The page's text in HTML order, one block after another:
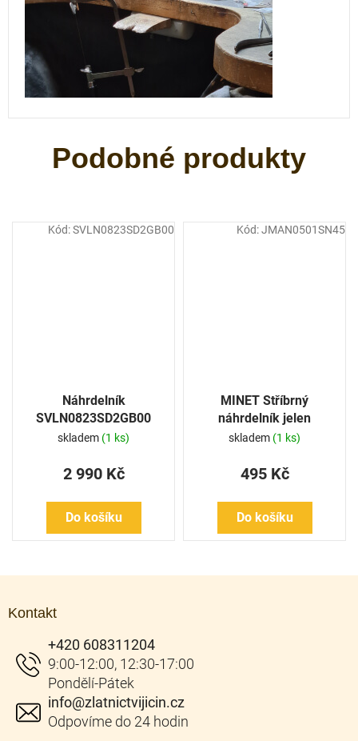
Náhrdelník
SVLN0823SD2GB00
skladem (1 ks)
2 990 Kč
Do košíku
Kód:SVLN0823SD2GB00
MINET Stříbrný
náhrdelník jelen
skladem (1 ks)
495 Kč
Do košíku
Kód:JMAN0501SN45
Kontakt
info@zlatnictvijicin.cz
+420 608311204